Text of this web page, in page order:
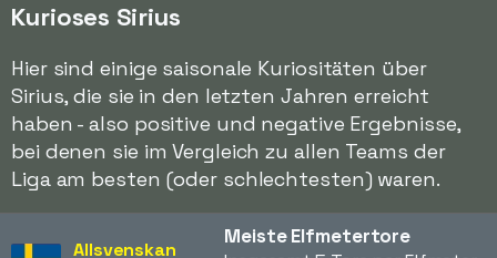
Kurioses Sirius
Hier sind einige saisonale Kuriositäten über
Sirius, die sie in den letzten Jahren erreicht
haben - also positive und negative Ergebnisse,
bei denen sie im Vergleich zu allen Teams der
Liga am besten (oder schlechtesten) waren.
Allsvenskan
Meiste Elfmetertore